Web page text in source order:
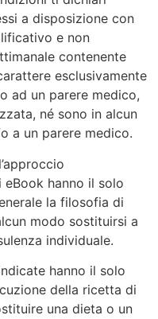
a disposizione con
e non
contenente
esclusivamente
ad un parere medico,
né sono in alcun
a un parere medico.
eBook hanno il solo
la filosofia di
modo sostituirsi a
individuale.
hanno il solo
della ricetta di
una dieta o un